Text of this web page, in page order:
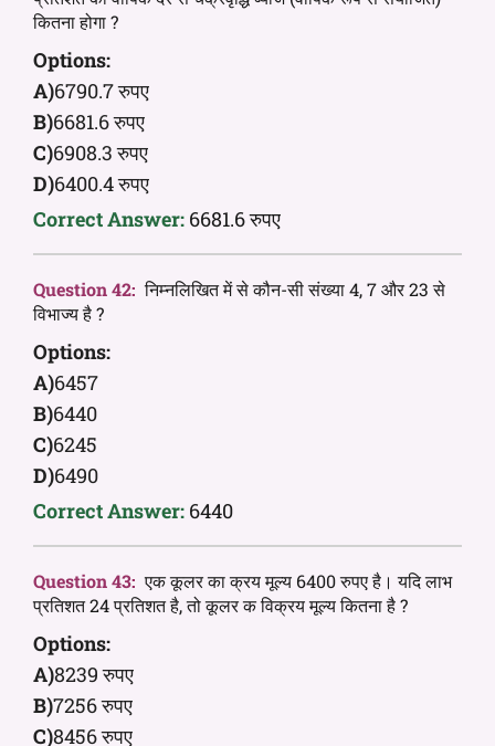
कितना होगा ?
Options:
A)6790.7 रुपए
B)6681.6 रुपए
C)6908.3 रुपए
D)6400.4 रुपए
Correct Answer: 6681.6 रुपए
Question 42: निम्नलिखित में से कौन-सी संख्या 4, 7 और 23 से
विभाज्य है ?
Options:
A)6457
B)6440
C)6245
D)6490
Correct Answer: 6440
Question 43: एक कूलर का क्रय मूल्य 6400 रुपए है। यदि लाभ
प्रतिशत 24 प्रतिशत है, तो कूलर क विक्रय मूल्य कितना है ?
Options:
A)8239 रुपए
B)7256 रुपए
C)8456 रुपए